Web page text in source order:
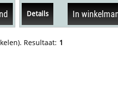
board with chess apps or
on...
Details In
Resultaat: 1